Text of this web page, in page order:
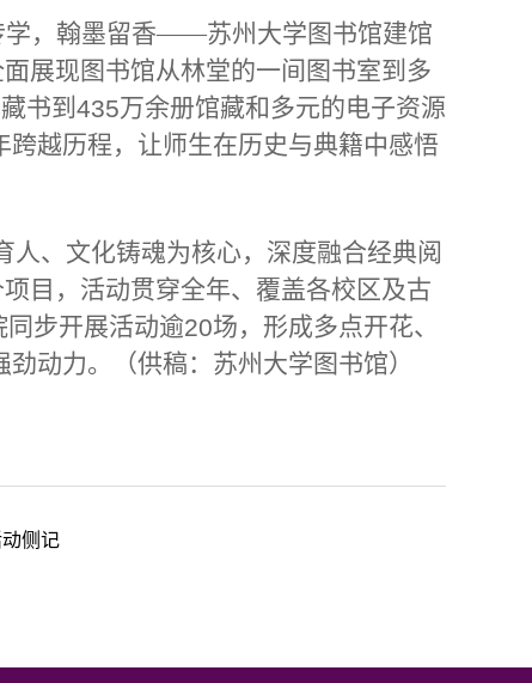
学，翰墨留香——苏州大学图书馆建馆
展现图书馆从林堂的一间图书室到多
书到 435万余册馆藏和多元的电子资源
越历程，让师生在历史与典籍中感悟
人、文化铸魂为核心，深度融合经典阅
项目，活动贯穿全年、覆盖各校区及古
同步开展活动逾20场，形成多点开花、
动力。（供稿：苏州大学图书馆）
侧记